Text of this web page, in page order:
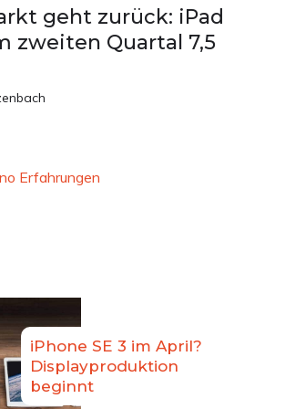
geht zurück: iPad
zweiten Quartal 7,5
Erfahrungen
iPhone SE 3 im April?
Displayproduktion
beginnt